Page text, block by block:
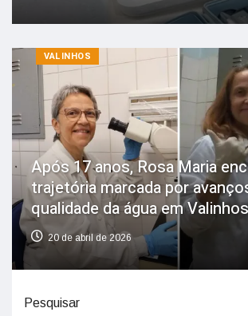
VALINHOS
Após 17 anos, Rosa Maria
trajetória marcada por
qualidade da água em Valinhos
20 de abril de 2026
Pesquisar